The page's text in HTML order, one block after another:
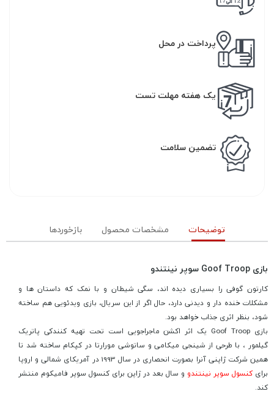
پرداخت در محل
یک هفته مهلت تست
تضمین سلامت
توضیحات مشخصات محصول بازخوردها
بازی Goof Troop سوپر نینتندو
کارتون گوفی را بسیاری دیده اند، سگی شیطان و با نمک که داستان ها و
مشکلات خنده دار و دیدنی دارد، حال اگر از این سریال، بازی ویدئویی هم ساخته
شود، بنظر اثری جذاب خواهد بود.
بازی Goof Troop یک اثر اکشن ماجراجویی است تحت تهیه کنندکی پاتریک
گیلمور ، با طرحی از شینجی میکامی و ساتوشی مورارتا در کپکام ساخته شد تا
همین شرکت ژاپنی آنرا بصورت انحصاری در سال 1993 در آمریکای شمالی و اروپا
برایکنسول سوپر نینتندو و سال بعد در ژاپن برای کنسول سوپر فامیکوم منتشر
کند.